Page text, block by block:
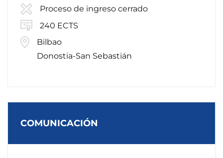
Proceso de ingreso cerrado
240 ECTS
Bilbao
Donostia-San Sebastián
COMUNICACIÓN